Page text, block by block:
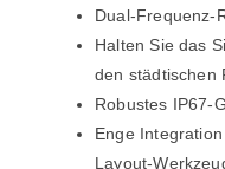
Dual-Frequenz-
Halten Sie das
den städtischen
Robustes IP67-
Enge
Layout-